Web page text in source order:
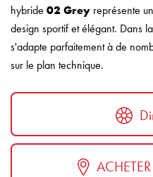
hybride 02 Grey représente
design sportif et élégant. Dans
s'adapte parfaitement à de
sur le plan technique.